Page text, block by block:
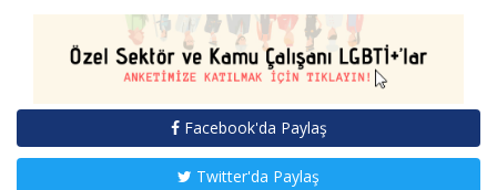
Facebook'da Paylaş
Twitter'da Paylaş